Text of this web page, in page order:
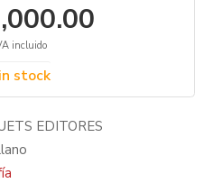
incluido
stock
EDITORES